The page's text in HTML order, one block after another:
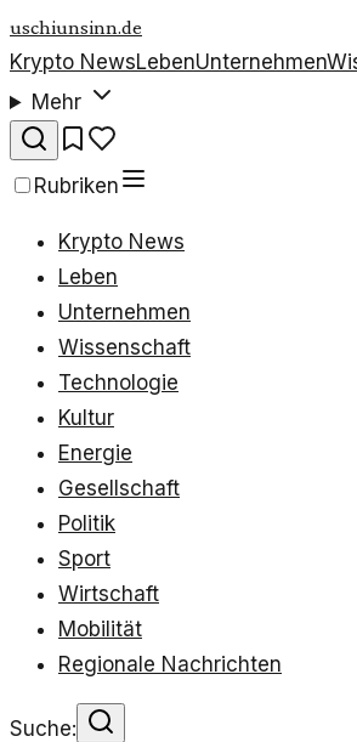
uschiunsinn.de
Krypto NewsLebenUnternehmen
Mehr
Rubriken
Krypto News
Leben
Unternehmen
Wissenschaft
Technologie
Kultur
Energie
Gesellschaft
Politik
Sport
Wirtschaft
Mobilität
Regionale Nachrichten
Suche: